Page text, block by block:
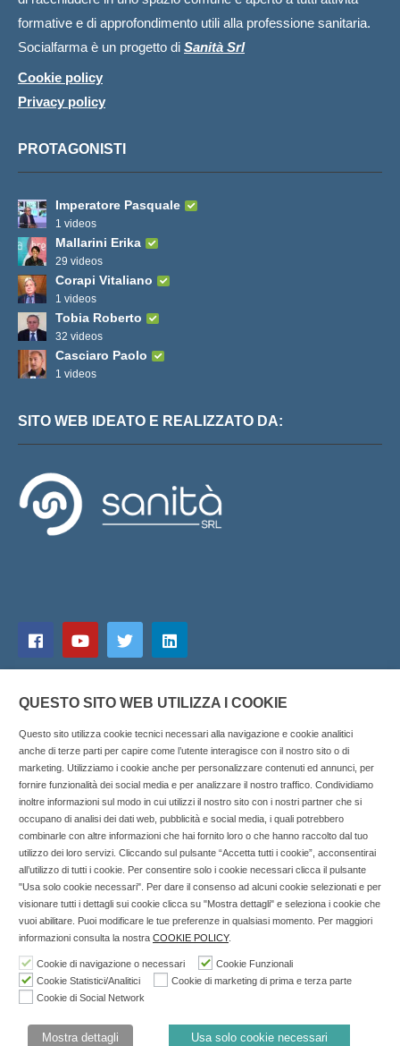
formative e di approfondimento utili alla professione sanitaria.
Socialfarma è un progetto di Sanità Srl
Cookie policy
Privacy policy
PROTAGONISTI
Imperatore Pasquale
1 videos
Mallarini Erika
29 videos
Corapi Vitaliano
1 videos
Tobia Roberto
32 videos
Casciaro Paolo
1 videos
SITO WEB IDEATO E REALIZZATO DA:
Copyright © 2025 SOCIALFARMA - La piattaforma web per i
professionisti della farmacia. Tutti i diritti riservati.
Socialfarma.it è un marchio di Sanità S.r.l. Largo San
Francesco, 19 - 73041 Carmiano (LE) - Tel: 0832.093720 Cell:
3276346536 Cell: 3297281965 - P.iva: 04571460759 - Rea: LE-
302152 Iscritta al n° 1 del Registro della Stampa del Tribunale
di Lecce il 15/01/2015.
Nell'anno 2018 sono stati erogati €3.147,62 da Invitalia a saldo
19/03/2014
QUESTO SITO WEB UTILIZZA I COOKIE
Questo sito utilizza cookie tecnici necessari alla navigazione e cookie analitici
anche di terze parti per capire come l’utente interagisce con il nostro sito o di
marketing. Utilizziamo i cookie anche per personalizzare contenuti ed annunci, per
fornire funzionalità dei social media e per analizzare il nostro traffico. Condividiamo
inoltre informazioni sul modo in cui utilizzi il nostro sito con i nostri partner che si
occupano di analisi dei dati web, pubblicità e social media, i quali potrebbero
combinarle con altre informazioni che hai fornito loro o che hanno raccolto dal tuo
utilizzo dei loro servizi. Cliccando sul pulsante “Accetta tutti i cookie”, acconsentirai
all’utilizzo di tutti i cookie. Per consentire solo i cookie necessari clicca il pulsante
"Usa solo cookie necessari". Per dare il consenso ad alcuni cookie selezionati e per
visionare tutti i dettagli sui cookie clicca su "Mostra dettagli" e seleziona i cookie che
vuoi abilitare. Puoi modificare le tue preferenze in qualsiasi momento. Per maggiori
informazioni consulta la nostra COOKIE POLICY.
Cookie di navigazione o necessari
Cookie Funzionali
Cookie Statistici/Analitici
Cookie di marketing di prima e terza parte
Cookie di Social Network
Mostra dettagli Usa solo cookie necessari